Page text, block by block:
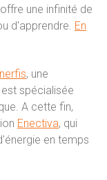
une infinité de
d'apprendre. En
, une
spécialisée
A cette fin,
Enectiva, qui
en temps